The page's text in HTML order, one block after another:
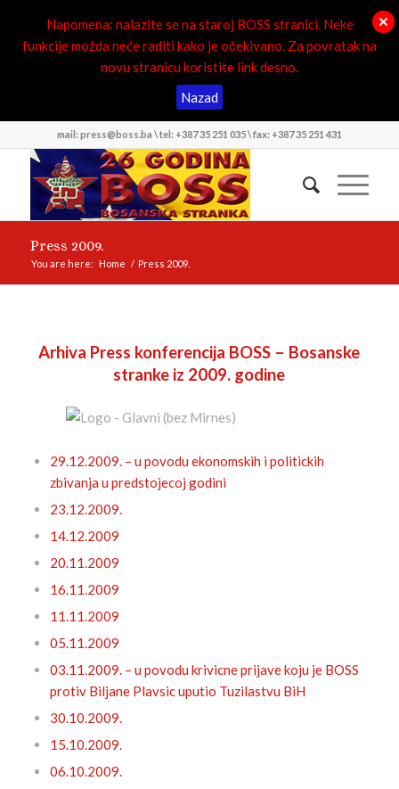
mail: press@boss.ba \ tel: +387 35 251 035 \ fax: +387 35 251 431
Press 2009.
You are here: Home / Press 2009.
Arhiva Press konferencija BOSS – Bosanske
stranke iz 2009. godine
29.12.2009. – u povodu ekonomskih i politickih
zbivanja u predstojecoj godini
23.12.2009.
14.12.2009
20.11.2009
16.11.2009
11.11.2009
05.11.2009
03.11.2009. – u povodu krivicne prijave koju je BOSS
protiv Biljane Plavsic uputio Tuzilastvu BiH
30.10.2009.
15.10.2009.
06.10.2009.
Napomena: nalazite se na staroj BOSS stranici. Neke
funkcije možda neće raditi kako je očekivano. Za povratak na
novu stranicu koristite link desno.
Nazad